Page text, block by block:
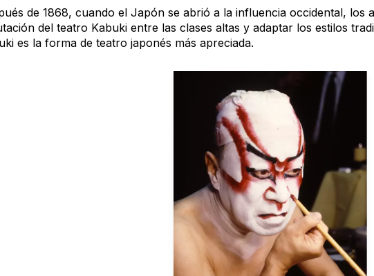
de 1868, cuando el Japón se abrió a la influencia occidental, los
del teatro Kabuki entre las clases altas y adaptar los estilos
es la forma de teatro japonés más apreciada.